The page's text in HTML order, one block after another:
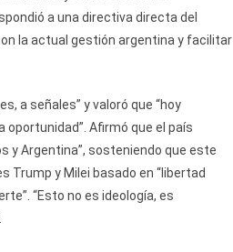
a una directiva directa del
la actual gestión argentina y facilitar
a señales” y valoró que “hoy
Afirmó que el país
y Argentina”, sosteniendo que este
Trump y Milei basado en “libertad
“Esto no es ideología, es